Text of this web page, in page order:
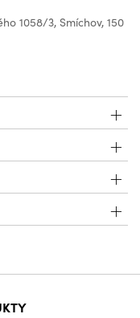
1058/3, Smíchov, 150